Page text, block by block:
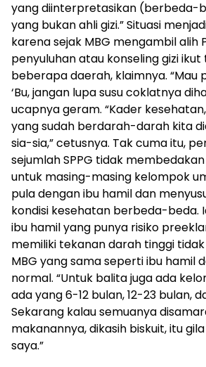
yang diinterpretasikan (berbeda-
yang bukan ahli gizi.” Situasi
karena sejak MBG mengambil alih
penyuluhan atau konseling gizi
beberapa daerah, klaimnya. “Mau
‘Bu, jangan lupa susu coklatnya
ucapnya geram. “Kader
yang sudah berdarah-darah kita
sia-sia,” cetusnya. Tak cuma itu,
sejumlah SPPG tidak
untuk masing-masing kelompok
pula dengan ibu hamil dan
kondisi kesehatan berbeda-beda.
ibu hamil yang punya risiko
memiliki tekanan darah tinggi
MBG yang sama seperti ibu hamil
normal. “Untuk balita juga ada
ada yang 6-12 bulan, 12-23 bulan,
Sekarang kalau semuanya
makanannya, dikasih biskuit, itu
saya.”